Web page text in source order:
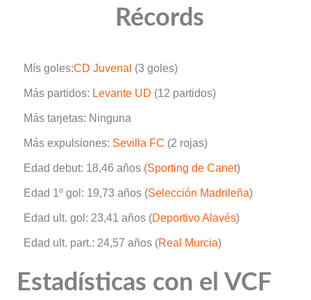
Récords
Mís goles:CD Juvenal (3 goles)
Más partidos: Levante UD (12 partidos)
Más tarjetas: Ninguna
Más expulsiones: Sevilla FC (2 rojas)
Edad debut: 18,46 años (Sporting de Canet)
Edad 1º gol: 19,73 años (Selección Madrileña)
Edad ult. gol: 23,41 años (Deportivo Alavés)
Edad ult. part.: 24,57 años (Real Murcia)
Estadísticas con el VCF